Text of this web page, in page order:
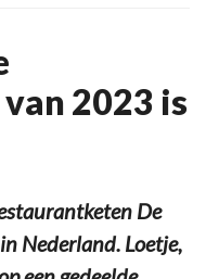
2023 is
De
Nederland. Loetje,